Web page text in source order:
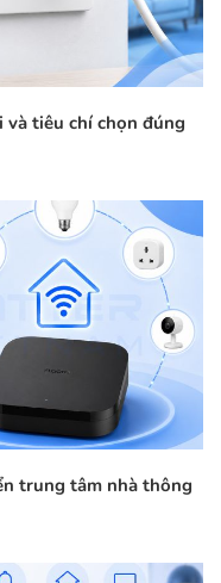
và tiêu chí chọn đúng
trung tâm nhà thông